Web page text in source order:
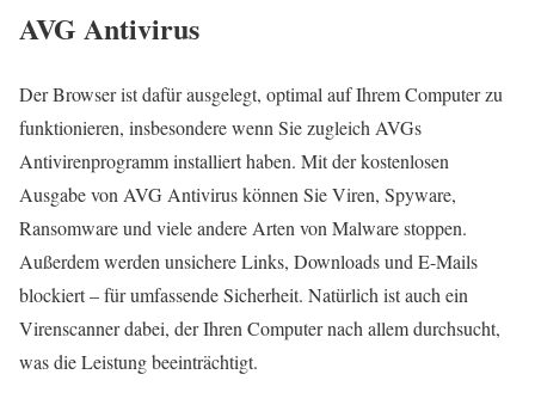
AVG Antivirus
Der Browser ist dafür ausgelegt, optimal auf Ihrem Computer zu
funktionieren, insbesondere wenn Sie zugleich AVGs
Antivirenprogramm installiert haben. Mit der kostenlosen
Ausgabe von AVG Antivirus können Sie Viren, Spyware,
Ransomware und viele andere Arten von Malware stoppen.
Außerdem werden unsichere Links, Downloads und E-Mails
blockiert – für umfassende Sicherheit. Natürlich ist auch ein
Virenscanner dabei, der Ihren Computer nach allem durchsucht,
was die Leistung beeinträchtigt.